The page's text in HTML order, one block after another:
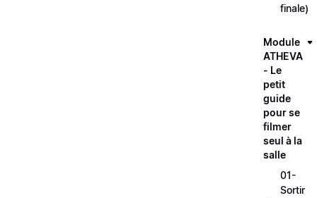
finale)
Module
ATHEVA
- Le
petit
guide
pour se
filmer
seul à la
salle
01-
Sortir